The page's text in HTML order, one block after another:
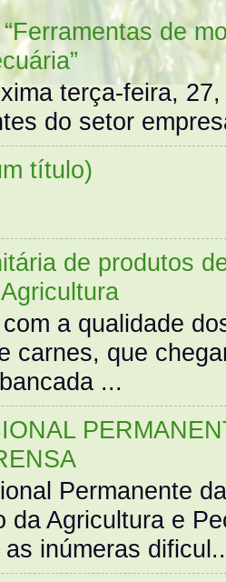
de
terça-feira,
do setor
título)
de produtos
a qualidade
carnes, que
...
Permanente
da Agricultura e
inúmeras